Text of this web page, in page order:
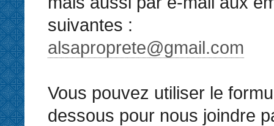
suivantes :
alsaproprete@gmail.com
Vous pouvez utiliser le
dessous pour nous joindre